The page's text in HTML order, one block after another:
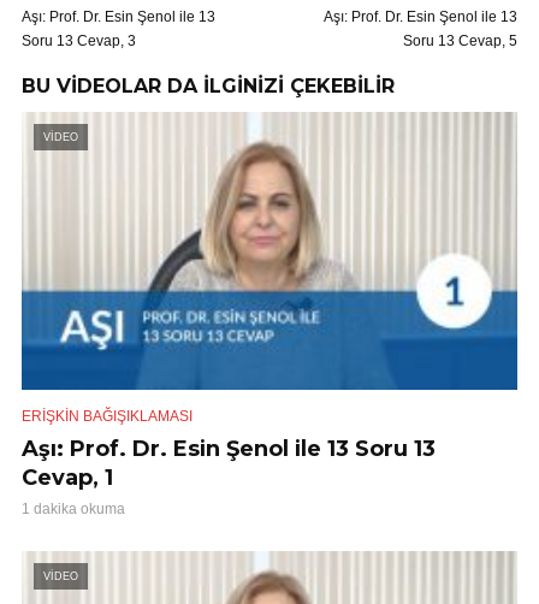
Aşı: Prof. Dr. Esin Şenol ile 13
Soru 13 Cevap, 3
Aşı: Prof. Dr. Esin Şenol ile 13
Soru 13 Cevap, 5
BU VİDEOLAR DA İLGİNİZİ ÇEKEBİLİR
VİDEO
ERIŞKIN BAĞIŞIKLAMASI
Aşı: Prof. Dr. Esin Şenol ile 13 Soru 13
Cevap, 1
1 dakika okuma
VİDEO